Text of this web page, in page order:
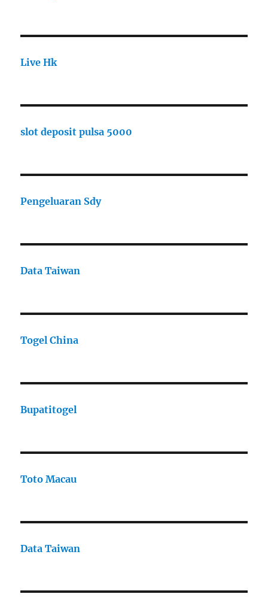
Live Hk
slot deposit pulsa 5000
Pengeluaran Sdy
Data Taiwan
Togel China
Bupatitogel
Toto Macau
Data Taiwan